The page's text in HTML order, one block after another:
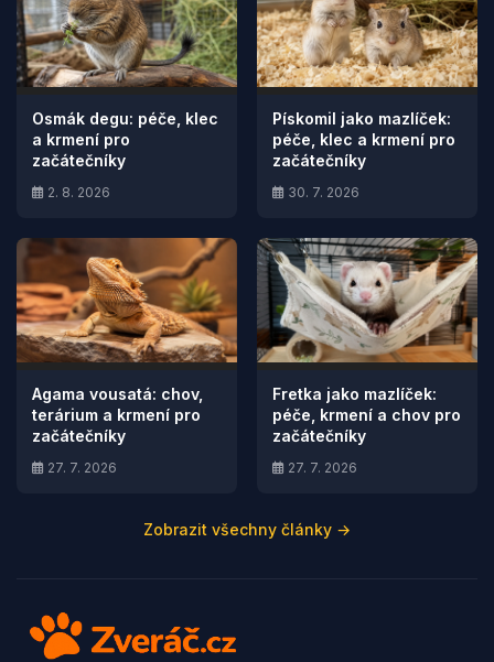
Osmák degu: péče, klec
a krmení pro
začátečníky
2. 8. 2026
Pískomil jako mazlíček:
péče, klec a krmení pro
začátečníky
30. 7. 2026
Agama vousatá: chov,
terárium a krmení pro
začátečníky
27. 7. 2026
Fretka jako mazlíček:
péče, krmení a chov pro
začátečníky
27. 7. 2026
Zobrazit všechny články →